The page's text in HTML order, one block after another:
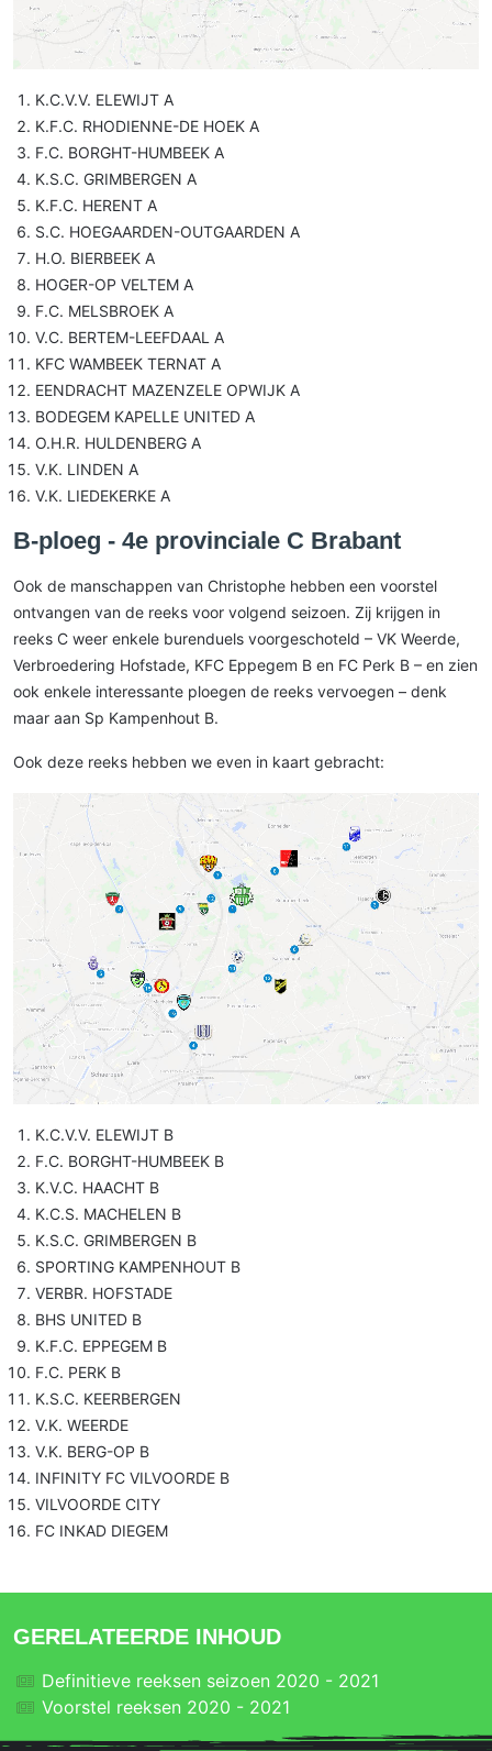
K.C.V.V. ELEWIJT A
K.F.C. RHODIENNE-DE HOEK A
F.C. BORGHT-HUMBEEK A
K.S.C. GRIMBERGEN A
K.F.C. HERENT A
S.C. HOEGAARDEN-OUTGAARDEN A
H.O. BIERBEEK A
HOGER-OP VELTEM A
F.C. MELSBROEK A
V.C. BERTEM-LEEFDAAL A
KFC WAMBEEK TERNAT A
EENDRACHT MAZENZELE OPWIJK A
BODEGEM KAPELLE UNITED A
O.H.R. HULDENBERG A
V.K. LINDEN A
V.K. LIEDEKERKE A
B-ploeg - 4e provinciale C Brabant
Ook de manschappen van Christophe hebben een voorstel
ontvangen van de reeks voor volgend seizoen. Zij krijgen in
reeks C weer enkele burenduels voorgeschoteld – VK Weerde,
Verbroedering Hofstade, KFC Eppegem B en FC Perk B – en zien
ook enkele interessante ploegen de reeks vervoegen – denk
maar aan Sp Kampenhout B.
Ook deze reeks hebben we even in kaart gebracht:
K.C.V.V. ELEWIJT B
F.C. BORGHT-HUMBEEK B
K.V.C. HAACHT B
K.C.S. MACHELEN B
K.S.C. GRIMBERGEN B
SPORTING KAMPENHOUT B
VERBR. HOFSTADE
BHS UNITED B
K.F.C. EPPEGEM B
F.C. PERK B
K.S.C. KEERBERGEN
V.K. WEERDE
V.K. BERG-OP B
INFINITY FC VILVOORDE B
VILVOORDE CITY
FC INKAD DIEGEM
GERELATEERDE INHOUD
Definitieve reeksen seizoen 2020 - 2021
Voorstel reeksen 2020 - 2021